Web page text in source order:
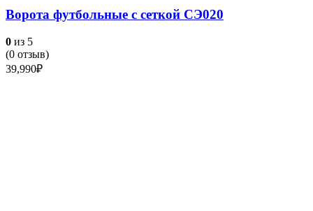
Ворота футбольные с сеткой СЭ020
0 из 5
(0 отзыв)
39,990₽